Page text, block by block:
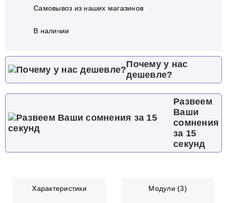
Самовывоз из наших магазинов
В наличии
Почему у нас
дешевле?
Развеем
Ваши
сомнения
за 15
секунд
Характеристики Модули (3)